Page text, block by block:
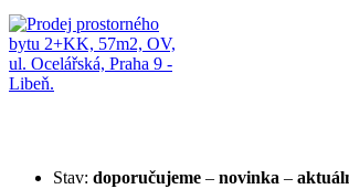
Stav: doporučujeme – novinka –